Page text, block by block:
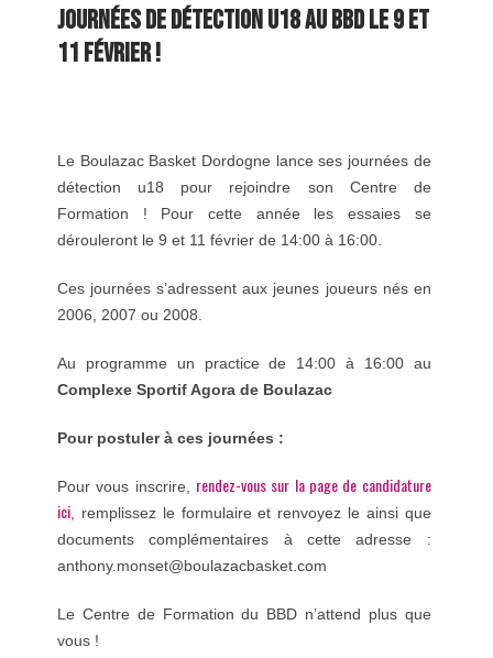
JOURNÉES DE DÉTECTION U18 AU BBD LE 9 ET
11 FÉVRIER !
Le Boulazac Basket Dordogne lance ses journées de
détection u18 pour rejoindre son Centre de
Formation ! Pour cette année les essaies se
dérouleront le 9 et 11 février de 14:00 à 16:00.
Ces journées s’adressent aux jeunes joueurs nés en
2006, 2007 ou 2008.
Au programme un practice de 14:00 à 16:00 au
Complexe Sportif Agora de Boulazac
Pour postuler à ces journées :
Pour vous inscrire, rendez-vous sur la page de candidature
ici, remplissez le formulaire et renvoyez le ainsi que
documents complémentaires à cette adresse :
anthony.monset@boulazacbasket.com
Le Centre de Formation du BBD n’attend plus que
vous !